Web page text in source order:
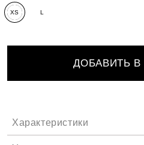
XS L
ДОБАВИТЬ В